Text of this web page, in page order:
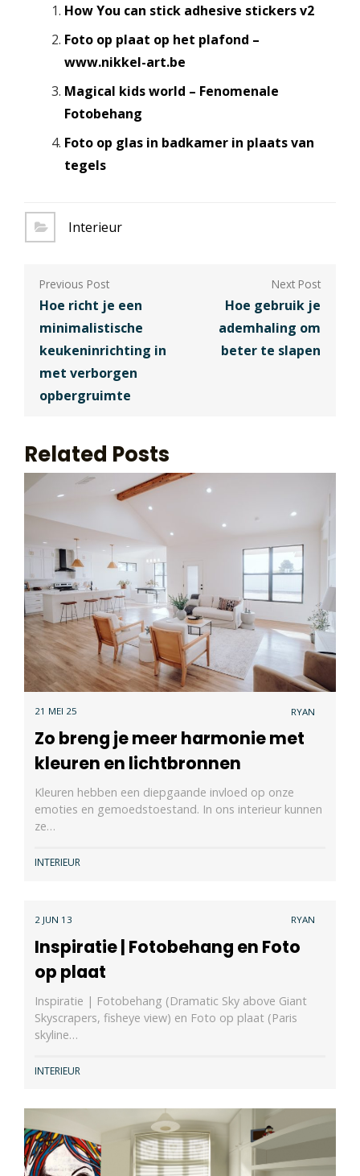
How You can stick adhesive stickers v2
Foto op plaat op het plafond –
www.nikkel-art.be
Magical kids world – Fenomenale
Fotobehang
Foto op glas in badkamer in plaats van
tegels
Interieur
Berichtnavigatie
Hoe richt je een
minimalistische
keukeninrichting in
met verborgen
opbergruimte
Hoe gebruik je
ademhaling om
beter te slapen
Related Posts
21 MEI 25 RYAN
Zo breng je meer harmonie met
kleuren en lichtbronnen
Kleuren hebben een diepgaande invloed op onze
emoties en gemoedstoestand. In ons interieur kunnen
ze…
INTERIEUR
2 JUN 13 RYAN
Inspiratie | Fotobehang en Foto
op plaat
Inspiratie | Fotobehang (Dramatic Sky above Giant
Skyscrapers, fisheye view) en Foto op plaat (Paris
skyline…
INTERIEUR